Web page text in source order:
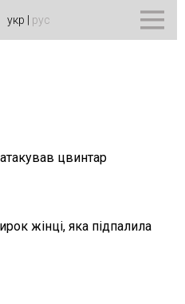
укр рус
цвинтар
жінці, яка підпалила